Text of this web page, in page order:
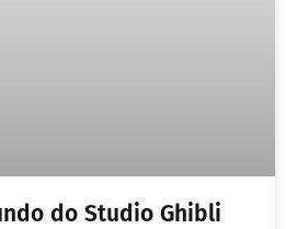
do Studio Ghibli